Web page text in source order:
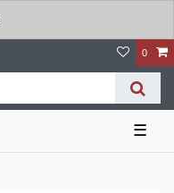
0
☰